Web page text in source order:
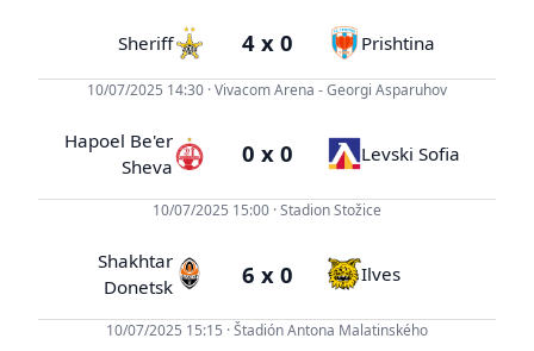
Sheriff 4 x 0 Prishtina
10/07/2025 14:30 · Vivacom Arena - Georgi Asparuhov
Hapoel Be'er
Sheva
0 x 0 Levski Sofia
10/07/2025 15:00 · Stadion Stožice
Shakhtar
Donetsk
6 x 0 Ilves
10/07/2025 15:15 · Štadión Antona Malatinského